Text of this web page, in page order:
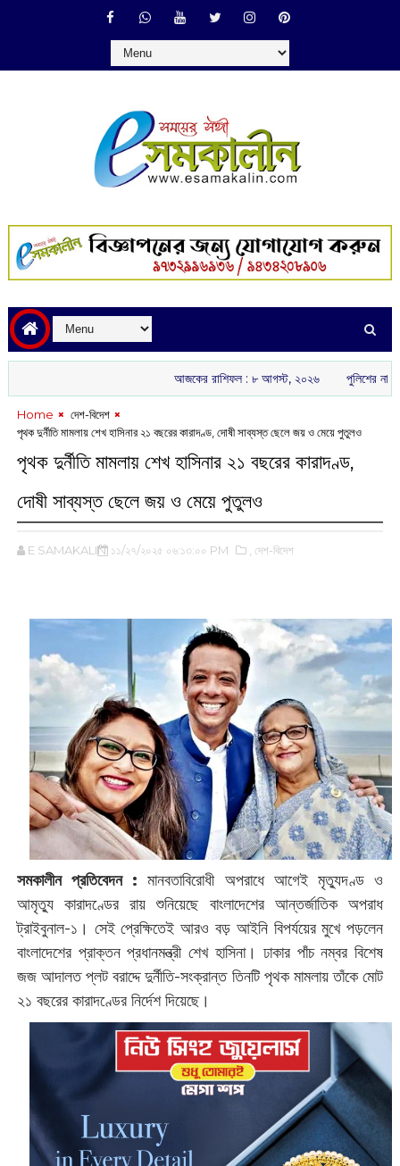
আজকের রাশিফল :‌ ‌‌৮ আগস্ট, ২০২৬ পুলিশের নাম ভাঙিয়ে
Home
‌ দেশ-বিদেশ
পৃথক দুর্নীতি মামলায় শেখ হাসিনার ২১ বছরের কারাদণ্ড, দোষী সাব্যস্ত ছেলে জয় ও মেয়ে পুতুলও
পৃথক দুর্নীতি মামলায় শেখ হাসিনার ২১ বছরের কারাদণ্ড,
দোষী সাব্যস্ত ছেলে জয় ও মেয়ে পুতুলও
E SAMAKALIN ১১/২৭/২০২৫ ০৬:১৩:০০ PM ,‌ দেশ-বিদেশ
সমকালীন প্রতিবেদন : মানবতাবিরোধী অপরাধে আগেই মৃত্যুদণ্ড ও
আমৃত্যু কারাদণ্ডের রায় শুনিয়েছে বাংলাদেশের আন্তর্জাতিক অপরাধ
ট্রাইবুনাল-১। সেই প্রেক্ষিতেই আরও বড় আইনি বিপর্যয়ের মুখে পড়লেন
বাংলাদেশের প্রাক্তন প্রধানমন্ত্রী শেখ হাসিনা। ঢাকার পাঁচ নম্বর বিশেষ
জজ আদালত প্লট বরাদ্দে দুর্নীতি-সংক্রান্ত তিনটি পৃথক মামলায় তাঁকে মোট
২১ বছরের কারাদণ্ডের নির্দেশ দিয়েছে।